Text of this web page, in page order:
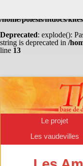
: Undefined
/home/poiesis/htdocs/
Deprecated: explode():
string is deprecated in /
line 13
Le projet
Les vaudevilles